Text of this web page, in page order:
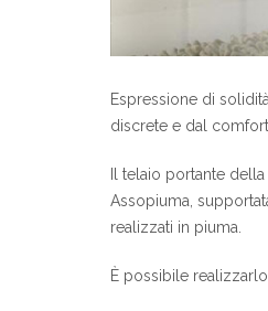
Espressione di
discrete e dal
Il telaio portante
Assopiuma,
realizzati in piuma.
È possibile